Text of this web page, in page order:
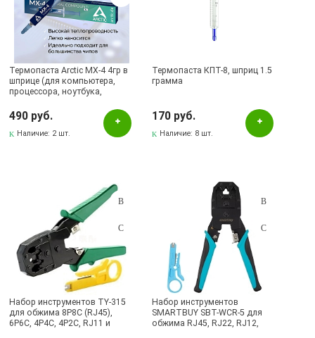
КПТ-8
Наличие в магазинах
Pаспределительный центр
Альметьевск, ул.Ленина, 132, ТЦ ЛЕНТА
Бавлы, ул.Пионерская, 11
Бугульма, ул.М.Джалиля, 7, ЦУМ
Бугульма, ул.Советская, 82
Бугульма, ул.Тукая, 70
Лениногорск, ул.Вахитова, 5, (АВТОВОКЗАЛ)
Лениногорск, ул.Гафиатуллина, 9, (ЦЕНТР)
Лениногорск, ул.Кутузова, 9А, (БРИЗ)
Термопаста Arctic MX-4 4гр в
шприце (для компьютера,
процессора, ноутбука,
490 руб.
Наличие: 2 шт.
Термопаста КПТ-8, шприц 1.5
грамма
170 руб.
Наличие: 8 шт.
Набор инструментов TY-315
для обжима 8P8C (RJ45),
6P6C, 4P4C, 4P2C, RJ11 и
Набор инструментов
SMARTBUY SBT-WCR-5 для
обжима RJ45, RJ22, RJ12,